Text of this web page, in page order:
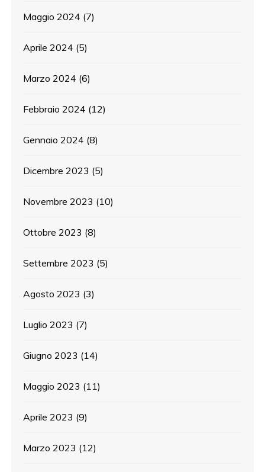
Maggio 2024 (7)
Aprile 2024 (5)
Marzo 2024 (6)
Febbraio 2024 (12)
Gennaio 2024 (8)
Dicembre 2023 (5)
Novembre 2023 (10)
Ottobre 2023 (8)
Settembre 2023 (5)
Agosto 2023 (3)
Luglio 2023 (7)
Giugno 2023 (14)
Maggio 2023 (11)
Aprile 2023 (9)
Marzo 2023 (12)